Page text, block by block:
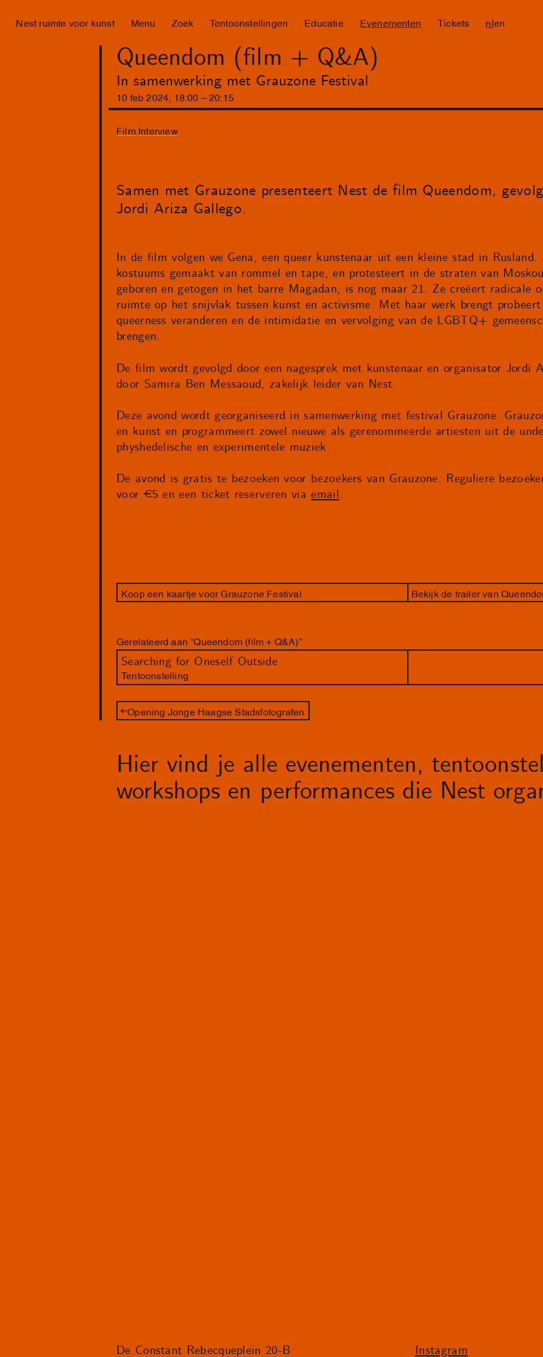
Nest ruimte voor kunst Menu Zoek Tentoonstellingen Educatie Evenementen Tickets nl en
Queendom (film + Q&A)
In samenwerking met Grauzone Festival
10 feb 2024 18 :00 –20: 15
Film Interview
Samen met Grauzone presenteert Nest de film Queendom,
Jordi Ariza Gallego.
In de film volgen we Gena, een queer kunstenaar uit een kleine stad in
kostuums gemaakt van rommel en tape, en protesteert in de straten van
geboren en getogen in het barre Magadan, is nog maar 21. Ze creëert radicale
ruimte op het snijvlak tussen kunst en activisme. Met haar werk brengt
queerness veranderen en de intimidatie en vervolging van de LGBTQ+
brengen.
De film wordt gevolgd door een nagesprek met kunstenaar en organisator Jordi
door Samira Ben Messaoud, zakelijk leider van Nest.
Deze avond wordt georganiseerd in samenwerking met festival Grauzone.
en kunst en programmeert zowel nieuwe als gerenommeerde artiesten uit de
physhedelische en experimentele muziek.
De avond is gratis te bezoeken voor bezoekers van Grauzone. Reguliere
voor €5 en een ticket reserveren viaemail.
Koop een kaartje voor Grauzone Festival Bekijk de trailer van
Gerelateerd aan “Queendom (film + Q&A)”
Searching for Oneself Outside
Tentoonstelling
Opening Jonge Haagse Stadsfotografen
Hier vind je alle evenementen,
workshops en performances die Nest
De Constant Rebecqueplein 20-B Instagram